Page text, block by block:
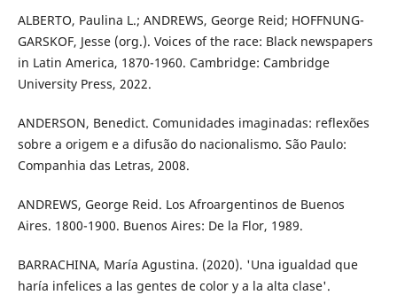
ALBERTO, Paulina L.; ANDREWS, George Reid; HOFFNUNG-
GARSKOF, Jesse (org.). Voices of the race: Black newspapers
in Latin America, 1870-1960. Cambridge: Cambridge
University Press, 2022.
ANDERSON, Benedict. Comunidades imaginadas: reflexões
sobre a origem e a difusão do nacionalismo. São Paulo:
Companhia das Letras, 2008.
ANDREWS, George Reid. Los Afroargentinos de Buenos
Aires. 1800-1900. Buenos Aires: De la Flor, 1989.
BARRACHINA, María Agustina. (2020). 'Una igualdad que
haría infelices a las gentes de color y a la alta clase'.